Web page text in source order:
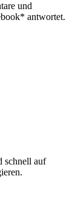
und
antwortet.
schnell auf